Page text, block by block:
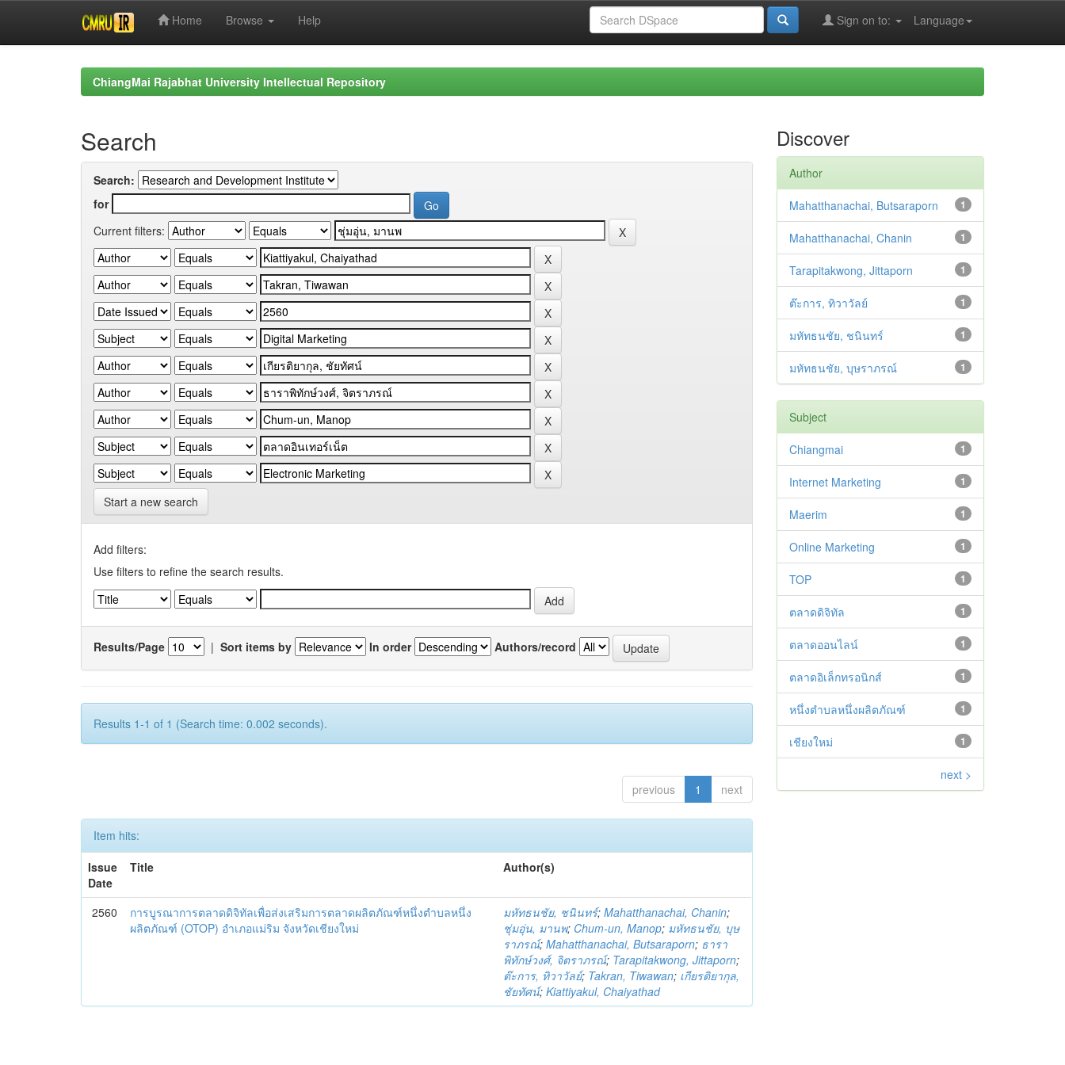
Home Browse Help Language
Sign on to:
ChiangMai Rajabhat University Intellectual Repository
Search
Search:
for
Current filters:
Start a new search
Add filters:
Use filters to refine the search results.
Results/Page | Sort items by In order Authors/record
Results 1-1 of 1 (Search time: 0.002 seconds).
previous 1 next
Item hits:
Issue
Date
Title Author(s)
2560
การบูรณาการตลาดดิจิทัลเพื่อส่งเสริมการตลาดผลิตภัณฑ์หนึ่งตำบลหนึ่ง
ผลิตภัณฑ์ (OTOP) อำเภอแม่ริม จังหวัดเชียงใหม่
มหัทธนชัย, ชนินทร์;Mahatthanachai, Chanin;
ชุ่มอุ่น, มานพ; Chum-un, Manop; มหัทธนชัย, บุษ
ราภรณ์;Mahatthanachai, Butsaraporn; ธารา
พิทักษ์วงศ์, จิตราภรณ์; Tarapitakwong, Jittaporn;
ต๊ะการ, ทิวาวัลย์; Takran, Tiwawan; เกียรติยากุล,
ชัยทัศน์;Kiattiyakul, Chaiyathad
Discover
Author
1
Mahatthanachai, Butsaraporn
1
Mahatthanachai, Chanin
1
Tarapitakwong, Jittaporn
1
ต๊ะการ, ทิวาวัลย์
1
มหัทธนชัย, ชนินทร์
1
มหัทธนชัย, บุษราภรณ์
Subject
1
Chiangmai
1
Internet Marketing
1
Maerim
1
Online Marketing
1
TOP
1
ตลาดดิจิทัล
1
ตลาดออนไลน์
1
ตลาดอิเล็กทรอนิกส์
1
หนึ่งตำบลหนึ่งผลิตภัณฑ์
1
เชียงใหม่
next >